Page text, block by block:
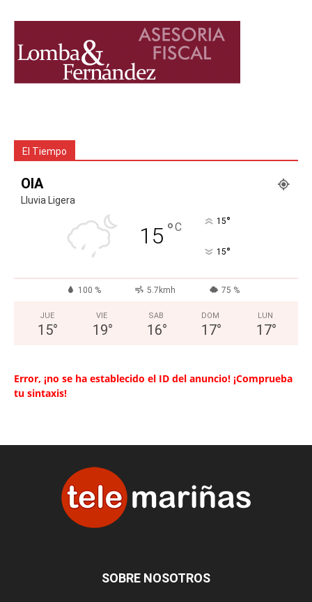
El Tiempo
OIA
Lluvia Ligera
15 °C 15°
15°
100 % 5.7kmh 75 %
JUE
15°
VIE
19°
SAB
16°
DOM
17°
LUN
17°
Error, ¡no se ha establecido el ID del anuncio! ¡Comprueba
tu sintaxis!
SOBRE NOSOTROS